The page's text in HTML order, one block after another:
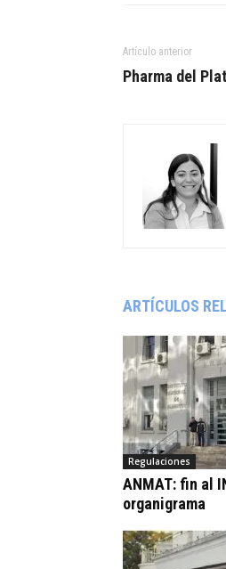
Artículo anterior
Pharma del
ARTÍCULOS
Regulaciones
ANMAT: fin al
organigrama